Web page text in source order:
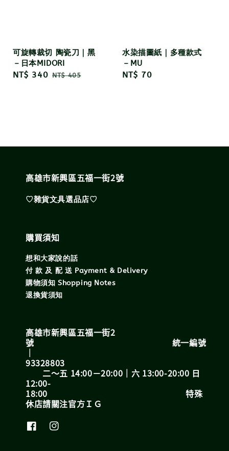
可旋轉裁切 陶瓷刀｜黑
－日本MIDORI
Sale
NT$ 340 Regular
NT$ 405
水染描圖紙｜多種款式
－MU
Regular
NT$ 70
高雄市新興區五福一街2號
♡雜貨文具選品店♡
購買須知
想和大家說的話
付 款 及 配 送 Payment & Delivery
購物須知 Shopping Notes
退換貨須知
高雄市新興區五福一街2
號 統一編號
｜
93328803
二～五 14:00－20:00｜六 13:00-20:00 日
12:00-
18:00 特殊
休店請關注官方ＩＧ